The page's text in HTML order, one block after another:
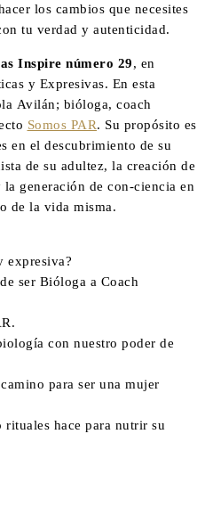
los cambios que necesites
tu verdad y autenticidad.
Inspire número 29, en
y Expresivas. En esta
Avilán; bióloga, coach
Somos PAR. Su propósito es
en el descubrimiento de su
de su adultez, la creación de
generación de con-ciencia en
de la vida misma.
expresiva?
ser Bióloga a Coach
con nuestro poder de
para ser una mujer
rituales hace para nutrir su